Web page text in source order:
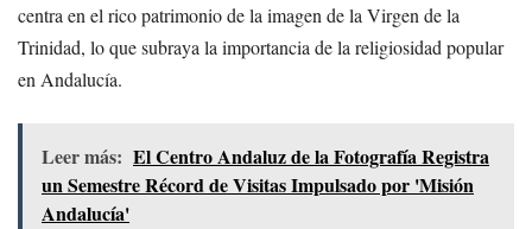
centra en el rico patrimonio de la imagen de la Virgen de la
Trinidad, lo que subraya la importancia de la religiosidad popular
en Andalucía.
Leer más: El Centro Andaluz de la Fotografía Registra
un Semestre Récord de Visitas Impulsado por 'Misión
Andalucía'